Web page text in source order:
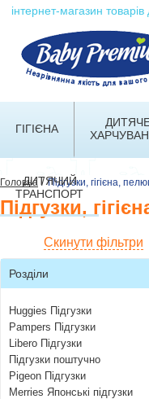
інтернет-магазин товарів
ГІГІЄНА
ДИТЯЧИЙ
ТРАНСПОРТ
Головна/Підгузки, гігієна,
Підгузки,
Скинути фільтри
Розділи
Huggies Підгузки
Pampers Підгузки
Libero Підгузки
Підгузки поштучно
Pigeon Підгузки
Merries Японські підгузки